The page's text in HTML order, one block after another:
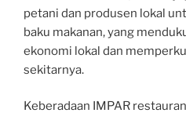
petani dan produsen lokal
baku makanan, yang
ekonomi lokal dan
sekitarnya.
Keberadaan IMPAR